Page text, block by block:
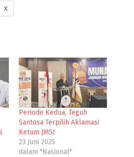
X
Periode Kedua, Teguh
Santosa Terpilih Aklamasi
Ketum JMSI
23 Juni 2025
dalam "Nasional"